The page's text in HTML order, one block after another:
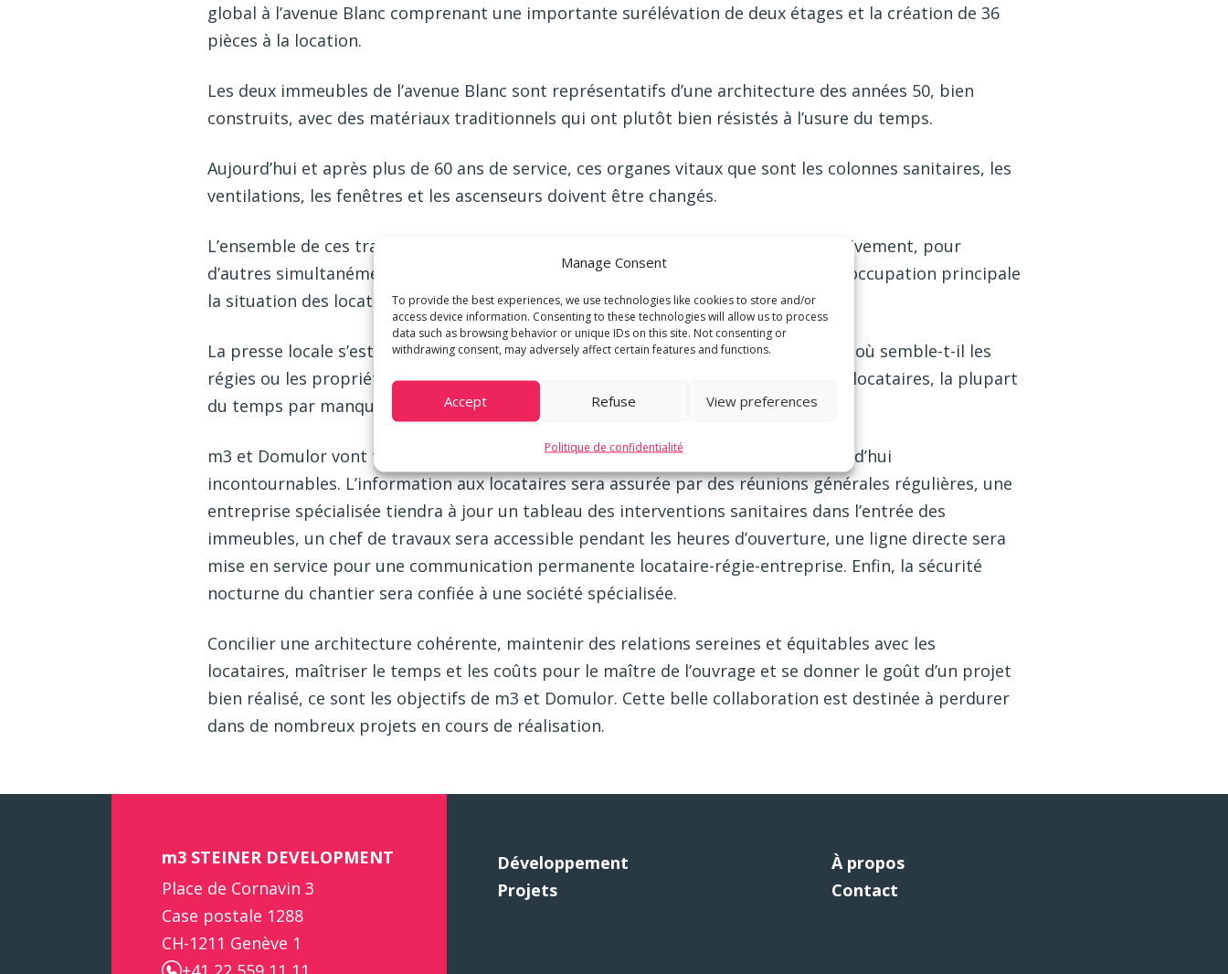
Manage Consent
To provide the best experiences, we use technologies like cookies to store and/or
access device information. Consenting to these technologies will allow us to process
data such as browsing behavior or unique IDs on this site. Not consenting or
withdrawing consent, may adversely affect certain features and functions.
Accept Refuse View preferences
Politique de confidentialité
global à l’avenue Blanc comprenant une importante surélévation de deux étages et la création de 36
pièces à la location.
Les deux immeubles de l’avenue Blanc sont représentatifs d’une architecture des années 50, bien
construits, avec des matériaux traditionnels qui ont plutôt bien résistés à l’usure du temps.
Aujourd’hui et après plus de 60 ans de service, ces organes vitaux que sont les colonnes sanitaires, les
ventilations, les fenêtres et les ascenseurs doivent être changés.
L’ensemble de ces travaux sera réalisé avec la surélévation, pour certains successivement, pour
d’autres simultanément. C’est donc un véritable défi que prend m3 avec pour préoccupation principale
la situation des locataires.
La presse locale s’est faite récemment l’écho de chantiers comparables à Genève, où semble-t-il les
régies ou les propriétaires n’ont pas pris les précautions élémentaires avec leurs locataires, la plupart
du temps par manque de communication.
m3 et Domulor vont travailler dans ces immeubles sur des bases devenues aujourd’hui
incontournables. L’information aux locataires sera assurée par des réunions générales régulières, une
entreprise spécialisée tiendra à jour un tableau des interventions sanitaires dans l’entrée des
immeubles, un chef de travaux sera accessible pendant les heures d’ouverture, une ligne directe sera
mise en service pour une communication permanente locataire-régie-entreprise. Enfin, la sécurité
nocturne du chantier sera confiée à une société spécialisée.
Concilier une architecture cohérente, maintenir des relations sereines et équitables avec les
locataires, maîtriser le temps et les coûts pour le maître de l’ouvrage et se donner le goût d’un projet
bien réalisé, ce sont les objectifs de m3 et Domulor. Cette belle collaboration est destinée à perdurer
dans de nombreux projets en cours de réalisation.
m3 STEINER DEVELOPMENT
Place de Cornavin 3
Case postale 1288
CH-1211 Genève 1
Développement
Projets
À propos
Contact